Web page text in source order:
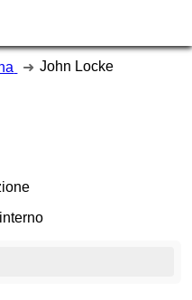
John Locke